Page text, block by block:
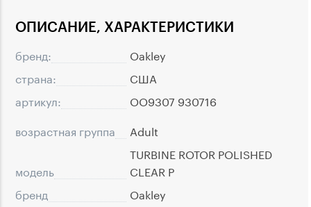
ОПИСАНИЕ, ХАРАКТЕРИСТИКИ
бренд:
Oakley
страна:
США
артикул:
OO9307 930716
возрастная группа
Adult
модель
TURBINE ROTOR POLISHED
CLEAR P
бренд
Oakley